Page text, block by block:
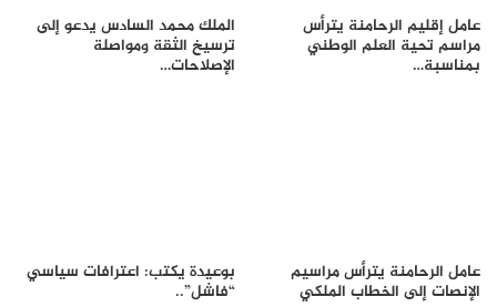
عامل إقليم الرحامنة يترأس
مراسم تحية العلم الوطني
بمناسبة…
الملك محمد السادس يدعو إلى
ترسيخ الثقة ومواصلة
الإصلاحات…
عامل الرحامنة يترأس مراسيم
الإنصات إلى الخطاب الملكي
بوعيدة يكتب: اعترافات سياسي
“فاشل”..